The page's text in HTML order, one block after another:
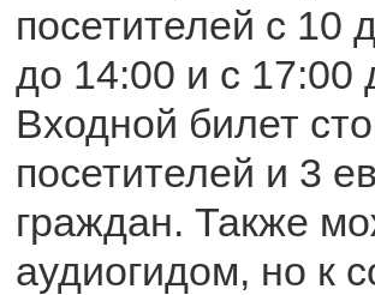
посетителей с 10
до 14:00 и с 17:00
Входной билет
посетителей и 3
граждан. Также
аудиогидом, но к